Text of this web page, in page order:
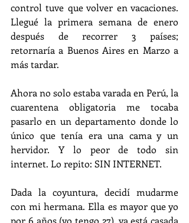
control tuve que volver en vacaciones.
Llegué la primera semana de enero
después de recorrer 3 países;
retornaría a Buenos Aires en Marzo a
más tardar.
Ahora no solo estaba varada en Perú, la
cuarentena obligatoria me tocaba
pasarlo en un departamento donde lo
único que tenía era una cama y un
hervidor. Y lo peor de todo sin
internet. Lo repito: SIN INTERNET.
Dada la coyuntura, decidí mudarme
con mi hermana. Ella es mayor que yo
por 6 años (yo tengo 27), ya está casada